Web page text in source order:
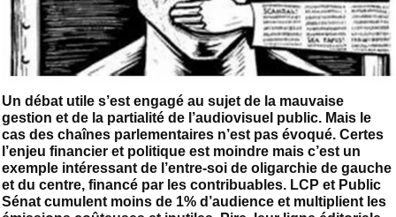
Un débat utile s’est engagé au sujet de la mauvaise
gestion et de la partialité de l’audiovisuel public. Mais le
cas des chaînes parlementaires n’est pas évoqué. Certes
l’enjeu financier et politique est moindre mais c’est un
exemple intéressant de l’entre-soi de oligarchie de gauche
et du centre, financé par les contribuables. LCP et Public
Sénat cumulent moins de 1% d’audience et multiplient les